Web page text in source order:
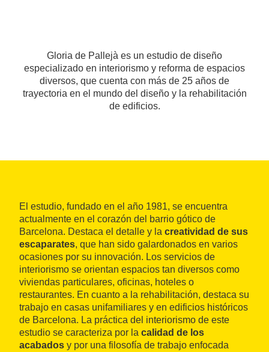
Gloria de Pallejà es un estudio de diseño
especializado en interiorismo y reforma de espacios
diversos, que cuenta con más de 25 años de
trayectoria en el mundo del diseño y la rehabilitación
de edificios.
El estudio, fundado en el año 1981, se encuentra
actualmente en el corazón del barrio gótico de
Barcelona. Destaca el detalle y la creatividad de sus
escaparates, que han sido galardonados en varios
ocasiones por su innovación. Los servicios de
interiorismo se orientan espacios tan diversos como
viviendas particulares, oficinas, hoteles o
restaurantes. En cuanto a la rehabilitación, destaca su
trabajo en casas unifamiliares y en edificios históricos
de Barcelona. La práctica del interiorismo de este
estudio se caracteriza por la calidad de los
acabados y por una filosofía de trabajo enfocada